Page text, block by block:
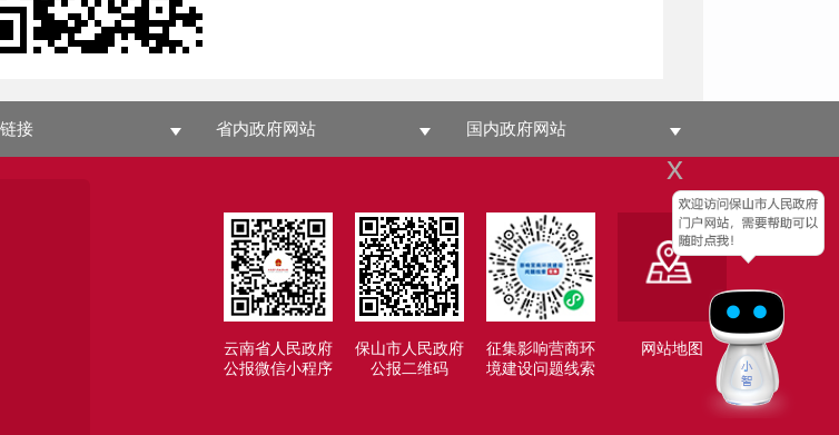
x
接 省内政府网站 国内政府网站
云南省人民政府
公报微信小程序
保山市人民政府
公报二维码
征集影响营商环
境建设问题线索
网站地图